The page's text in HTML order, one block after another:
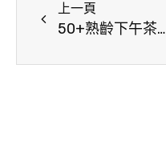
上一頁
50+熟齡下午茶讀書會—晚年生活質感從中年開始